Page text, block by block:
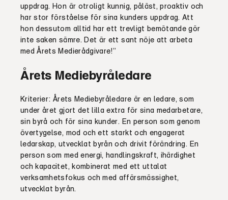
uppdrag. Hon är otroligt kunnig, påläst, proaktiv och
har stor förståelse för sina kunders uppdrag. Att
hon dessutom alltid har ett trevligt bemötande gör
inte saken sämre. Det är ett sant nöje att arbeta
med Årets Medierådgivare!”
Årets Mediebyråledare
Kriterier: Årets Mediebyråledare är en ledare, som
under året gjort det lilla extra för sina medarbetare,
sin byrå och för sina kunder. En person som genom
övertygelse, mod och ett starkt och engagerat
ledarskap, utvecklat byrån och drivit förändring. En
person som med energi, handlingskraft, ihärdighet
och kapacitet, kombinerat med ett uttalat
verksamhetsfokus och med affärsmässighet,
utvecklat byrån.